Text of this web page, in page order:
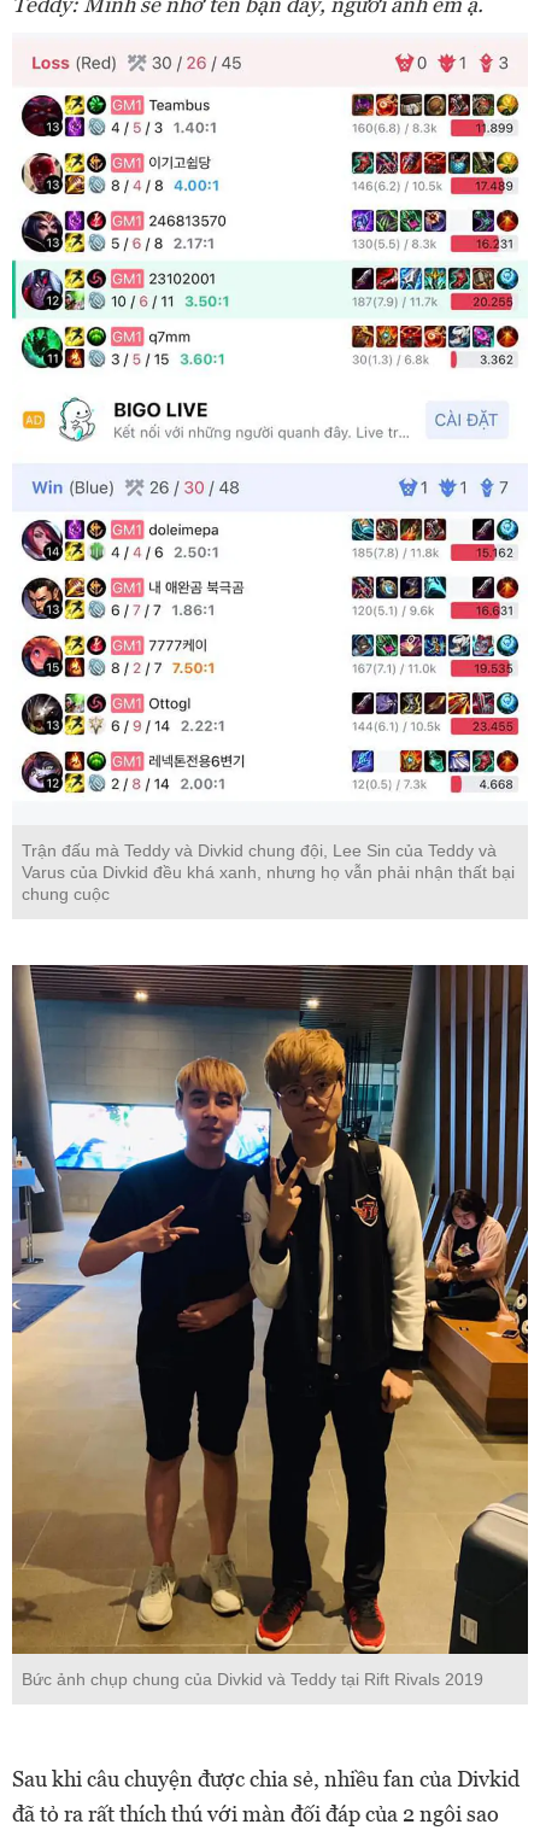
Trận đấu mà Teddy và Divkid chung đội, Lee Sin của Teddy và
Varus của Divkid đều khá xanh, nhưng họ vẫn phải nhận thất bại
chung cuộc
Bức ảnh chụp chung của Divkid và Teddy tại Rift Rivals 2019
Sau khi câu chuyện được chia sẻ, nhiều fan của Divkid
đã tỏ ra rất thích thú với màn đối đáp của 2 ngôi sao